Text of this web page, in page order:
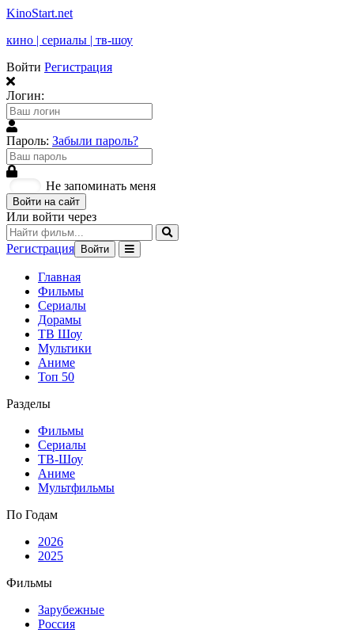
KinoStart.net
кино | сериалы | тв-шоу
Войти Регистрация
Логин:
Пароль: Забыли пароль?
Не запоминать меня
Войти на сайт
Или войти через
Регистрация Войти
Главная
Фильмы
Сериалы
Дорамы
ТВ Шоу
Мультики
Аниме
Топ 50
Разделы
Фильмы
Сериалы
ТВ-Шоу
Аниме
Мультфильмы
По Годам
2026
2025
Фильмы
Зарубежные
Россия